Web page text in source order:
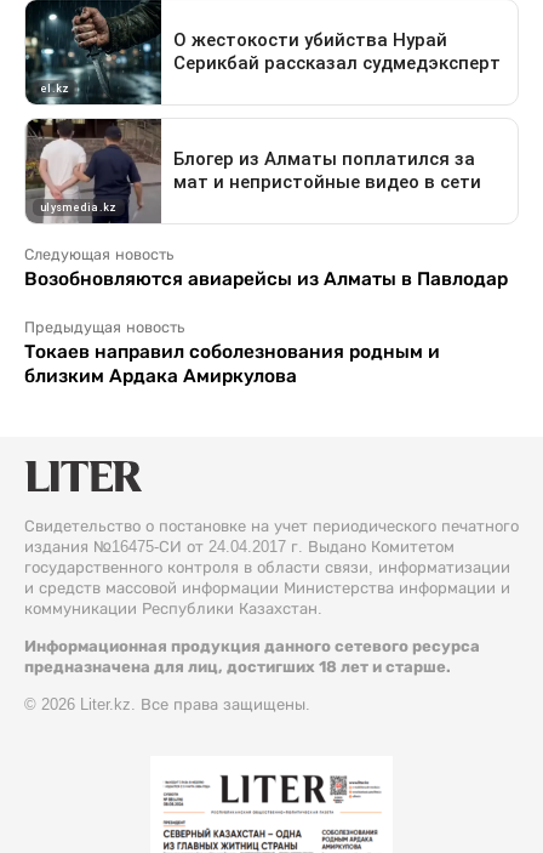
Следующая новость
Возобновляются авиарейсы из Алматы в Павлодар
Предыдущая новость
Токаев направил соболезнования родным и
близким Ардака Амиркулова
Свидетельство о постановке на учет периодического печатного
издания №16475-СИ от 24.04.2017 г. Выдано Комитетом
государственного контроля в области связи, информатизации
и средств массовой информации Министерства информации и
коммуникации Республики Казахстан.
Информационная продукция данного сетевого ресурса
предназначена для лиц, достигших 18 лет и старше.
© 2026 Liter.kz. Все права защищены.